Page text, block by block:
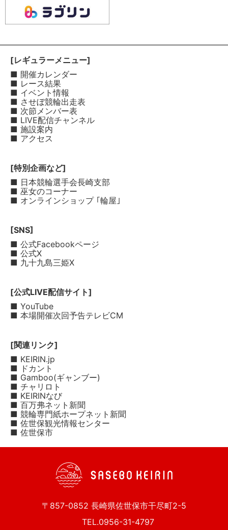
[レギュラーメニュー]
■ 開催カレンダー
■ レース結果
■ イベント情報
■ させぼ競輪出走表
■ 次節メンバー表
■ LIVE配信チャンネル
■ 施設案内
■ アクセス
[特別企画など]
■ 日本競輪選手会長崎支部
■ 巫女のコーナー
■ オンラインショップ ｢輪屋｣
[SNS]
■ 公式Facebookページ
■ 公式X
■ 九十九島三姫X
[公式LIVE配信サイト]
■ YouTube
■ 本場開催次回予告テレビCM
[関連リンク]
■ KEIRIN.jp
■ ドカント
■ Gamboo(ギャンブー)
■ チャリロト
■ KEIRINなび
■ 百万弗ネット新聞
■ 競輪専門紙ホープネット新聞
■ 佐世保観光情報センター
■ 佐世保市
〒857-0852 長崎県佐世保市干尽町2-5
TEL.0956-31-4797